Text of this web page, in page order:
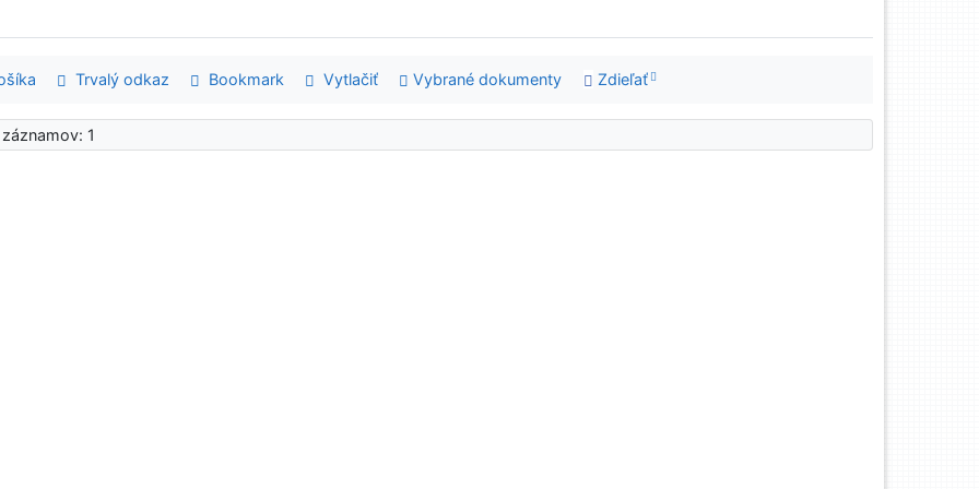
Trvalý odkaz Bookmark Vytlačiť Vybrané dokumenty Zdieľať
1